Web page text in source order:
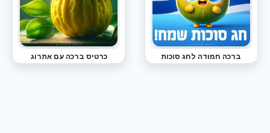
ברכה חמודה לחג סוכות כרטיס ברכה עם אתרוג